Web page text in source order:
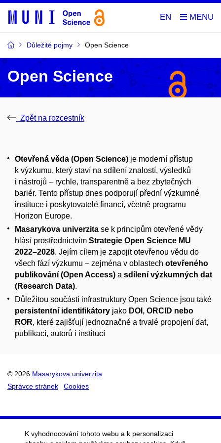
EN
Důležité pojmy Open Science
Open Science
Zpět na rozcestník
Otevřená věda (Open Science) je moderní přístup
k výzkumu, který staví na sdílení znalostí, výsledků
i nástrojů – rychle, transparentně a bez zbytečných
bariér. Tento přístup dnes podporují přední výzkumné
instituce i poskytovatelé financí, včetně programu
Horizon Europe.
Masarykova univerzita se k principům otevřené vědy
hlásí prostřednictvím Strategie Open Science MU
2022–2028. Jejím cílem je zapojit otevřenou vědu do
všech fází výzkumu – zejména v oblastech otevřeného
publikování (Open Access) a sdílení výzkumných dat
(Research Data).
Důležitou součástí infrastruktury Open Science jsou také
persistentní identifikátory jako DOI, ORCID nebo
ROR, které zajišťují jednoznačné a trvalé propojení dat,
publikací, autorů i institucí
© 2026 Masarykova univerzita
Správce stránek
Cookies
K vyhodnocování tohoto webu a k personalizaci